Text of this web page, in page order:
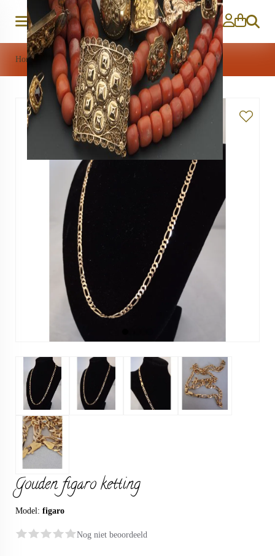
Zoeken
Home Sieraden>Gouden figaro ketting
Gouden figaro ketting
Model: figaro
Nog niet beoordeeld